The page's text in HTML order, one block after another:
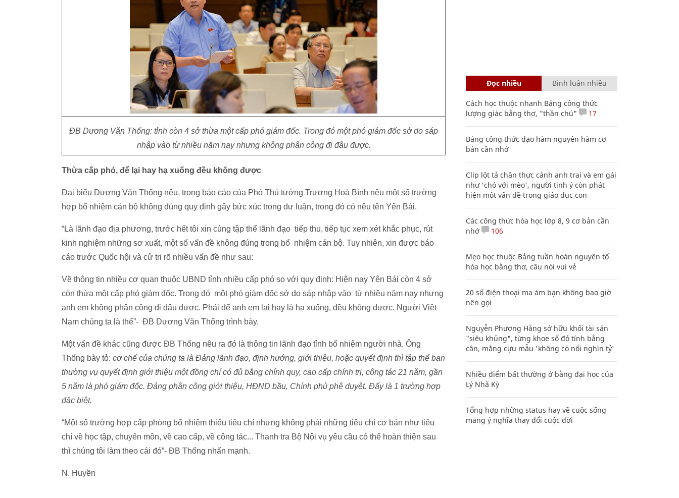
ĐB Dương Văn Thống: tỉnh còn 4 sở thừa một cấp phó giám đốc. Trong đó một phó giám đốc sở do sáp
nhập vào từ nhiều năm nay nhưng không phân công đi đâu được.
Thừa cấp phó, để lại hay hạ xuống đều không được
Đại biểu Dương Văn Thống nêu, trong báo cáo của Phó Thủ tướng Trương Hoà Bình nêu một số trường
hợp bổ nhiệm cán bộ không đúng quy định gây bức xúc trong dư luận, trong đó có nêu tên Yên Bái.
“Là lãnh đạo địa phương, trước hết tôi xin cùng tập thể lãnh đạo tiếp thu, tiếp tục xem xét khắc phục, rút
kinh nghiệm những sơ xuất, một số vấn đề không đúng trong bổ nhiệm cán bộ. Tuy nhiên, xin được báo
cáo trước Quốc hội và cử tri rõ nhiều vấn đề như sau:
Về thông tin nhiều cơ quan thuộc UBND tỉnh nhiều cấp phó so với quy định: Hiện nay Yên Bái còn 4 sở
còn thừa một cấp phó giám đốc. Trong đó một phó giám đốc sở do sáp nhập vào từ nhiều năm nay nhưng
anh em không phân công đi đâu được. Phải để anh em lại hay là hạ xuống, đều không được. Người Việt
Nam chúng ta là thế”- ĐB Dương Văn Thống trình bày.
Một vấn đề khác cũng được ĐB Thống nêu ra đó là thông tin lãnh đạo tỉnh bổ nhiệm người nhà. Ông
Thống bày tỏ: cơ chế của chúng ta là Đảng lãnh đạo, định hướng, giới thiệu, hoặc quyết định thì tập thể ban
thường vụ quyết định giới thiệu một đồng chí có đủ bằng chính quy, cao cấp chính trị, công tác 21 năm, gần
5 năm là phó giám đốc. Đảng phân công giới thiệu, HĐND bầu, Chính phủ phê duyệt. Đấy là 1 trường hợp
đặc biệt.
“Một số trường hợp cấp phòng bổ nhiệm thiếu tiêu chí nhưng không phải những tiêu chí cơ bản như tiêu
chí về học tập, chuyên môn, về cao cấp, về công tác... Thanh tra Bộ Nội vụ yêu cầu có thể hoàn thiện sau
thì chúng tôi làm theo cái đó”- ĐB Thống nhấn mạnh.
N. Huyền
Đọc nhiều Bình luận nhiều
Cách học thuộc nhanh Bảng công thức
lượng giác bằng thơ, "thần chú"
17
Bảng công thức đạo hàm nguyên hàm cơ
bản cần nhớ
Clip lột tả chân thực cảnh anh trai và em gái
như 'chó với mèo', người tinh ý còn phát
hiện một vấn đề trong giáo dục con
Các công thức hóa học lớp 8, 9 cơ bản cần
nhớ
106
Mẹo học thuộc Bảng tuần hoàn nguyên tố
hóa học bằng thơ, câu nói vui vẻ
20 số điện thoại ma ám bạn không bao giờ
nên gọi
Nguyễn Phương Hằng sở hữu khối tài sản
"siêu khủng", từng khoe sổ đỏ tính bằng
cân, mắng cựu mẫu 'không có nổi nghìn tỷ'
Nhiều điểm bất thường ở bằng đại học của
Lý Nhã Kỳ
Tổng hợp những status hay về cuộc sống
mang ý nghĩa thay đổi cuộc đời